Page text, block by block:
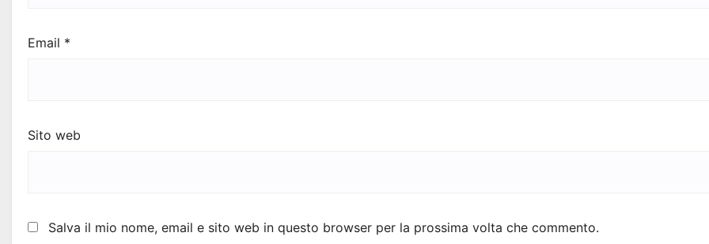
Email *
Sito web
Salva il mio nome, email e sito web in questo browser per la prossima volta che commento.